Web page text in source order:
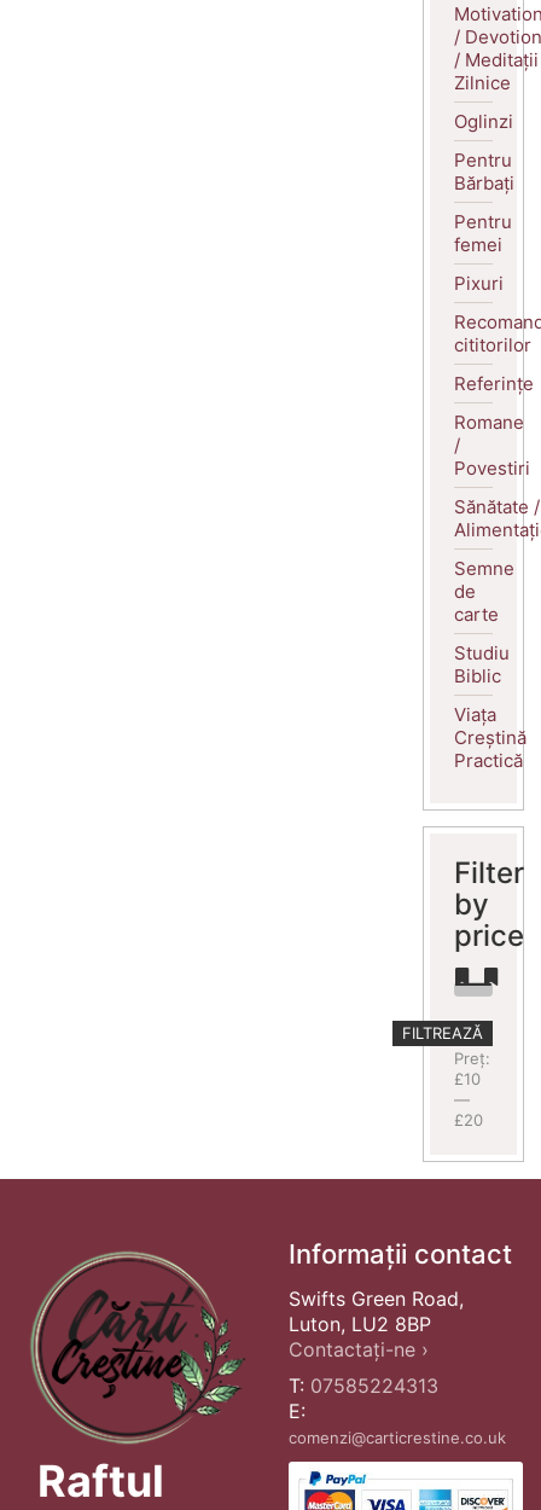
/
/ Meditații
Zilnice
Oglinzi
Pentru
Bărbați
Pentru
femei
Pixuri
cititorilor
Referințe
Romane
/
Povestiri
Sănătate /
Semne
de
carte
Studiu
Biblic
Viața
Creștină
Practică
Filter
by
price
Preț
minim
Preț
maxim
FILTREAZĂ
Preț:
£10
—
£20
Raftul
Informații contact
Swifts Green Road,
Luton, LU2 8BP
Contactați-ne ›
T: 07585224313
E:
comenzi@carticrestine.co.uk